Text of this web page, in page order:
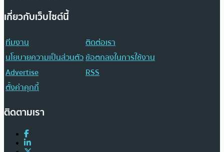
เกี่ยวกับเว็บไซต์นี้
ทีมงาน
ติดต่อเรา
นโยบายความเป็นส่วนตัวข้อตกลงในการใช้งาน
Advertise
RSS
ตั้งค่าคุกกี้
ติดตามเรา